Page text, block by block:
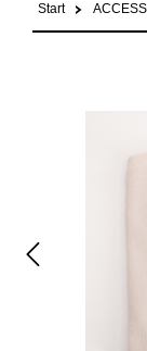
Start